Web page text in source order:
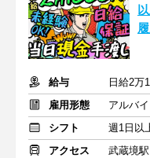
給与
日給2万
雇用形態
アルバ
シフト
週1日以
アクセス
武蔵境駅